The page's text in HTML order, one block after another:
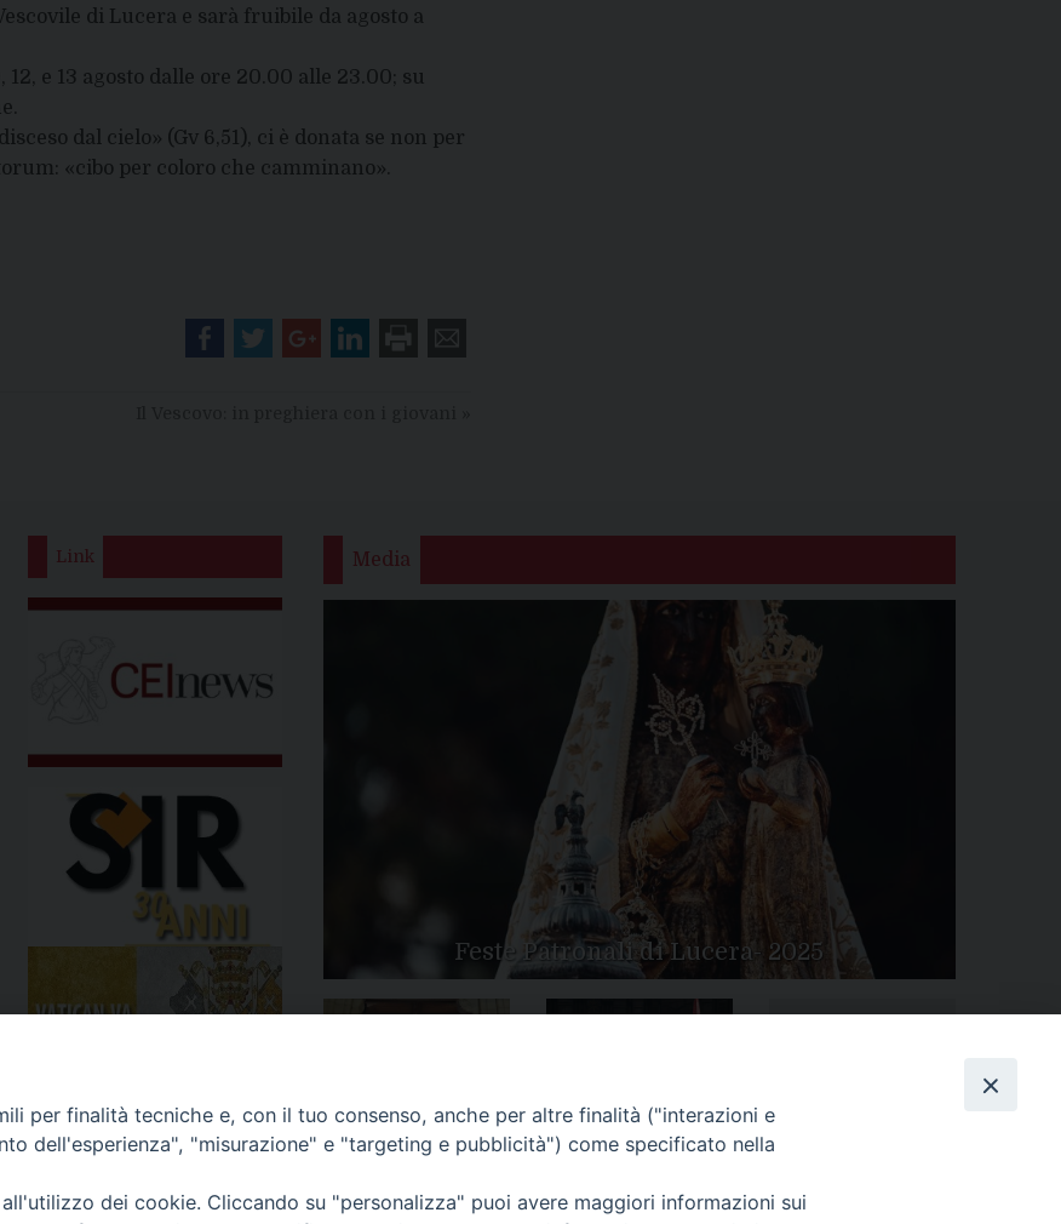
di Lucera e sarà fruibile da agosto a
e 13 agosto dalle ore 20.00 alle 23.00; su
dal cielo» (Gv 6,51), ci è donata se non per
«cibo per coloro che camminano».
Link Media
Feste Patronali di Lucera- 2025
Apertura Anno Giubilare
2025
Diocesi
per finalità tecniche e, con il tuo consenso, anche per altre finalità ("interazioni e
dell'esperienza", "misurazione" e "targeting e pubblicità") come specificato nella
dei cookie. Cliccando su "personalizza" puoi avere maggiori informazioni sui